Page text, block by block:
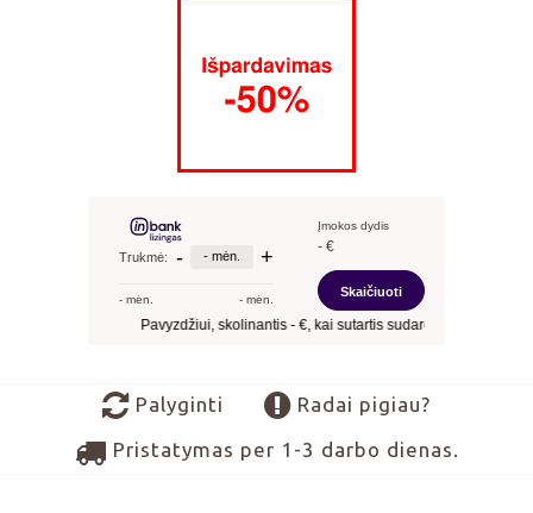
Palyginti Radai pigiau?
Pristatymas per 1-3 darbo dienas.